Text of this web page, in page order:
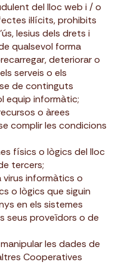
del lloc web i / o
il·lícits, prohibits
lesius dels drets i
qualsevol forma
deteriorar o
serveis o els
de continguts
equip informàtic;
o àrees
complir les condicions
físics o lògics del lloc
tercers;
informàtics o
o lògics que siguin
en els sistemes
seus proveïdors o de
les dades de
Cooperatives